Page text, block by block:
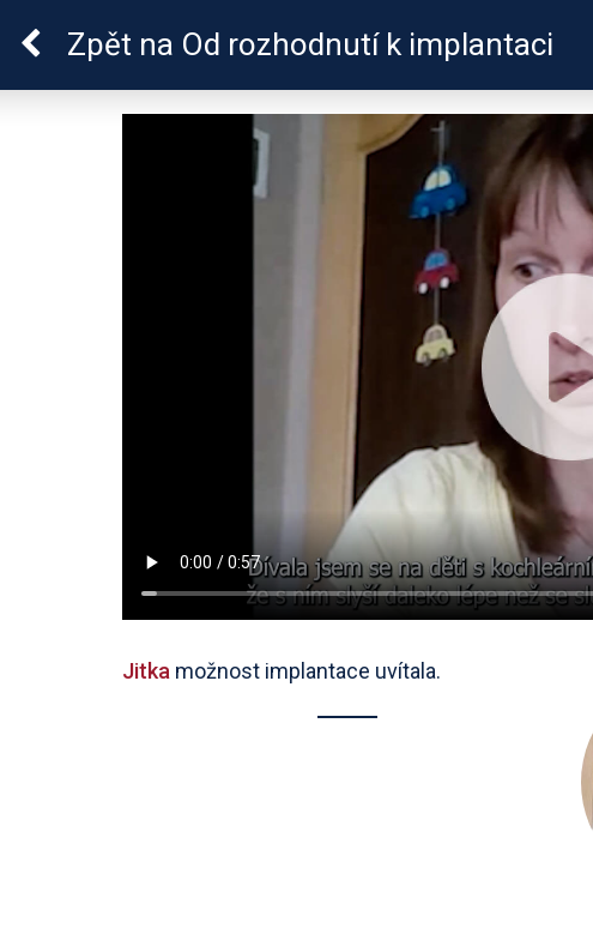
Sluchová vada u dětí
Zpět na Od rozhodnutí k implantaci
Jitka možnost implantace uvítala.